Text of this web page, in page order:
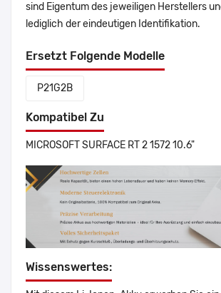
sind Eigentum des jeweiligen Herstellers
lediglich der eindeutigen Identifikation.
Ersetzt Folgende Modelle
P21G2B
Kompatibel Zu
MICROSOFT SURFACE RT 2 1572 10.6"
Wissenswertes: